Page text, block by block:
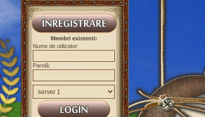
Membri existenti:
Nume de utilizator:
Parolă: